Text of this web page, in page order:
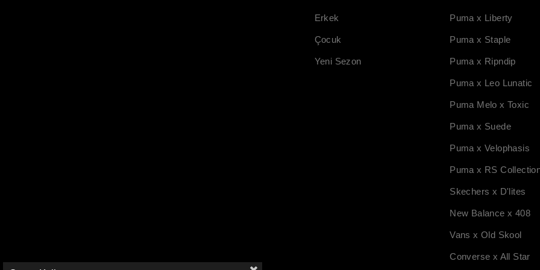
Erkek
Çocuk
Yeni Sezon
Puma x Liberty
Puma x Staple
Puma x Ripndip
Puma x Leo Lunatic
Puma Melo x Toxic
Puma x Suede
Puma x Velophasis
Puma x RS
Skechers x D'lites
New Balance x 408
Vans x Old Skool
Converse x All Star